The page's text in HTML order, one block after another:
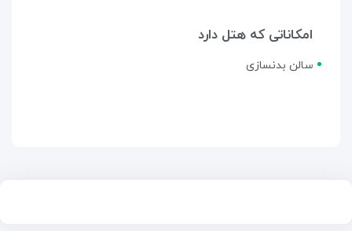
امکاناتی که هتل دارد
سالن بدنسازی